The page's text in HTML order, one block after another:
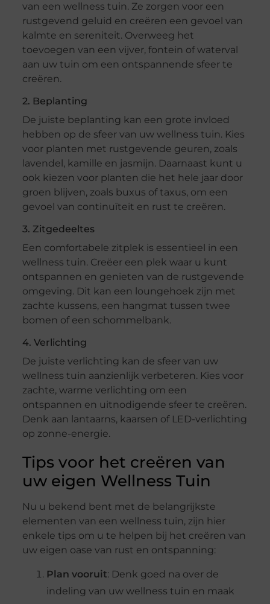
van een wellness tuin. Ze zorgen voor een
rustgevend geluid en creëren een gevoel van
kalmte en sereniteit. Overweeg het
toevoegen van een vijver, fontein of waterval
aan uw tuin om een ontspannende sfeer te
creëren.
2. Beplanting
De juiste beplanting kan een grote invloed
hebben op de sfeer van uw wellness tuin. Kies
voor planten met rustgevende geuren, zoals
lavendel, kamille en jasmijn. Daarnaast kunt u
ook kiezen voor planten die het hele jaar door
groen blijven, zoals buxus of taxus, om een
gevoel van continuïteit en rust te creëren.
3. Zitgedeeltes
Een comfortabele zitplek is essentieel in een
wellness tuin. Creëer een plek waar u kunt
ontspannen en genieten van de rustgevende
omgeving. Dit kan een loungehoek zijn met
zachte kussens, een hangmat tussen twee
bomen of een schommelbank.
4. Verlichting
De juiste verlichting kan de sfeer van uw
wellness tuin aanzienlijk verbeteren. Kies voor
zachte, warme verlichting om een
ontspannen en uitnodigende sfeer te creëren.
Denk aan lantaarns, kaarsen of LED-verlichting
op zonne-energie.
Tips voor het creëren van
uw eigen Wellness Tuin
Nu u bekend bent met de belangrijkste
elementen van een wellness tuin, zijn hier
enkele tips om u te helpen bij het creëren van
uw eigen oase van rust en ontspanning:
Plan vooruit: Denk goed na over de
indeling van uw wellness tuin en maak